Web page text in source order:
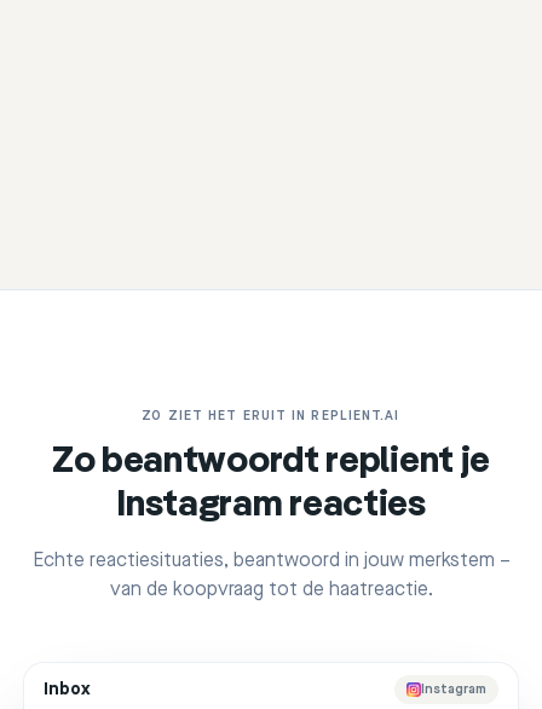
ZO ZIET HET ERUIT IN REPLIENT.AI
Zo beantwoordt replient je
Instagram reacties
Echte reactiesituaties, beantwoord in jouw merkstem –
van de koopvraag tot de haatreactie.
Inbox Instagram